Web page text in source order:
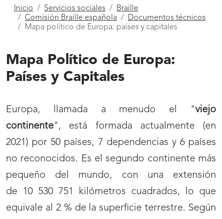
Está
aquí
Inicio Servicios sociales
Braille
Comisión Braille española
Documentos técnicos
Mapa político de Europa: países y capitales
Mapa Político de Europa:
Países y Capitales
Europa, llamada a menudo el "viejo
continente", está formada actualmente (en
2021) por 50 países, 7 dependencias y 6 países
no reconocidos. Es el segundo continente más
pequeño del mundo, con una extensión
de 10 530 751 kilómetros cuadrados, lo que
equivale al 2 % de la superficie terrestre. Según